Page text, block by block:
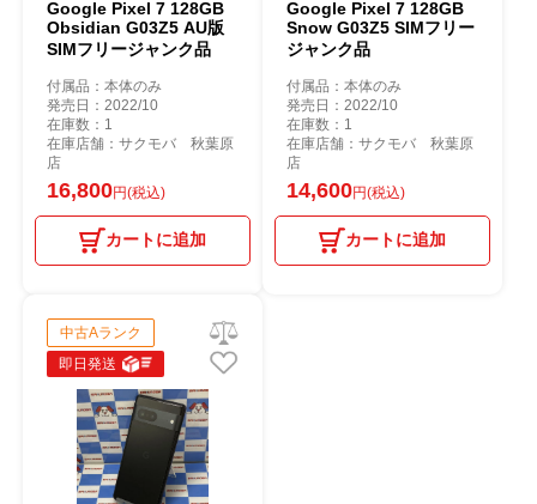
Google Pixel 7 128GB
Obsidian G03Z5 AU版
SIMフリージャンク品
付属品：本体のみ
発売日：2022/10
在庫数：1
在庫店舗：サクモバ 秋葉原
店
16,800円(税込)
カートに追加
Google Pixel 7 128GB
Snow G03Z5 SIMフリー
ジャンク品
付属品：本体のみ
発売日：2022/10
在庫数：1
在庫店舗：サクモバ 秋葉原
店
14,600円(税込)
カートに追加
中古Aランク
即日発送